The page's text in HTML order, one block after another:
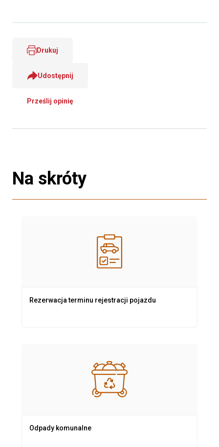
Drukuj
Udostępnij
Prześlij opinię
Na skróty
Rezerwacja terminu rejestracji pojazdu
Odpady komunalne